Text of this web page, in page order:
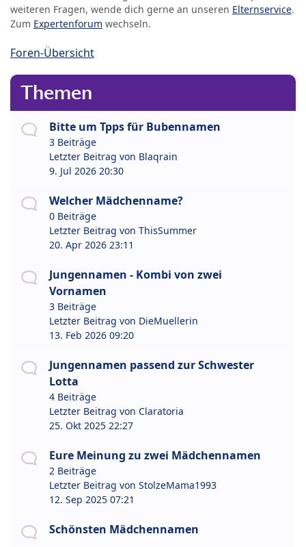
weiteren Fragen, wende dich gerne an unseren Elternservice.
Zum Expertenforum wechseln.
Foren-Übersicht
Themen
Bitte um Tpps für Bubennamen
3 Beiträge
Letzter Beitrag von Blaqrain
9. Jul 2026 20:30
Welcher Mädchenname?
0 Beiträge
Letzter Beitrag von ThisSummer
20. Apr 2026 23:11
Jungennamen - Kombi von zwei
Vornamen
3 Beiträge
Letzter Beitrag von DieMuellerin
13. Feb 2026 09:20
Jungennamen passend zur Schwester
Lotta
4 Beiträge
Letzter Beitrag von Claratoria
25. Okt 2025 22:27
Eure Meinung zu zwei Mädchennamen
2 Beiträge
Letzter Beitrag von StolzeMama1993
12. Sep 2025 07:21
Schönsten Mädchennamen